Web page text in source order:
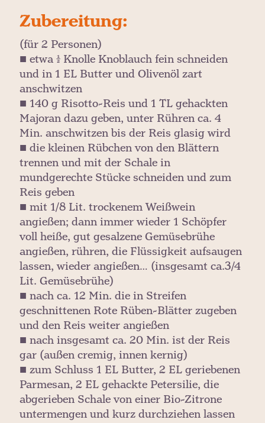
Zubereitung:
(für 2 Personen)
■ etwa ½ Knolle Knoblauch fein schneiden
und in 1 EL Butter und Olivenöl zart
anschwitzen
■ 140 g Risotto-Reis und 1 TL gehackten
Majoran dazu geben, unter Rühren ca. 4
Min. anschwitzen bis der Reis glasig wird
■ die kleinen Rübchen von den Blättern
trennen und mit der Schale in
mundgerechte Stücke schneiden und zum
Reis geben
■ mit 1/8 Lit. trockenem Weißwein
angießen; dann immer wieder 1 Schöpfer
voll heiße, gut gesalzene Gemüsebrühe
angießen, rühren, die Flüssigkeit aufsaugen
lassen, wieder angießen… (insgesamt ca.3/4
Lit. Gemüsebrühe)
■ nach ca. 12 Min. die in Streifen
geschnittenen Rote Rüben-Blätter zugeben
und den Reis weiter angießen
■ nach insgesamt ca. 20 Min. ist der Reis
gar (außen cremig, innen kernig)
■ zum Schluss 1 EL Butter, 2 EL geriebenen
Parmesan, 2 EL gehackte Petersilie, die
abgerieben Schale von einer Bio-Zitrone
untermengen und kurz durchziehen lassen